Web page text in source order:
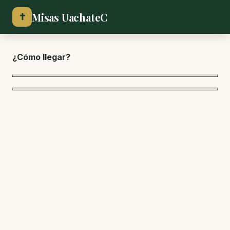
✝ Misas UachateC
¿Cómo llegar?